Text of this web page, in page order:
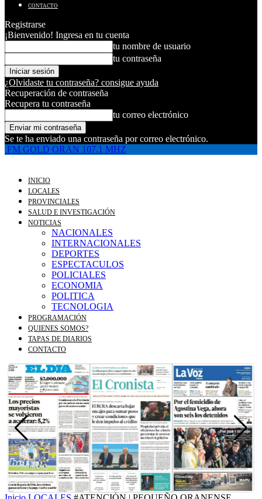
CONTACTO
Registrarse
¡Bienvenido! Ingresa en tu cuenta
tu nombre de usuario
tu contraseña
¿Olvidaste tu contraseña? consigue ayuda
Recuperación de contraseña
Recupera tu contraseña
tu correo electrónico
Se te ha enviado una contraseña por correo electrónico.
FM GOLD ORAN 107.1 MHZ
INICIO
LOCALES
PROVINCIALES
SALUD E INVESTIGACIÓN
NOTICIAS
NACIONALES
INTERNACIONALES
DEPORTES
ESPECTACULOS
POLICIALES
ECONOMIA
POLITICA
TECNOLOGIA
PROGRAMACIÓN
QUIENES SOMOS?
TAPAS DE DIARIOS
CONTACTO